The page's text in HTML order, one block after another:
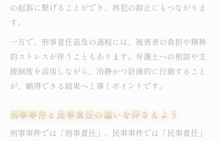
える
刑事事件として特許権侵害が問われる要件
刑事事件の知的財産権判例に学ぶポイント
刑事事件の責任能力がない場合の法的対応
刑事事件で責任能力がない場合の流れ
の起訴に繋げることができ、再犯の抑止にもつながりま
す。
一方で、刑事責任追及の過程には、被害者の負担や精神
的ストレスが伴うこともあります。弁護士への相談や支
援制度を活用しながら、冷静かつ計画的に行動すること
が、納得できる結果へと導くポイントです。
刑事事件と民事責任の違いを押さえよう
刑事事件では「刑事責任」、民事事件では「民事責任」